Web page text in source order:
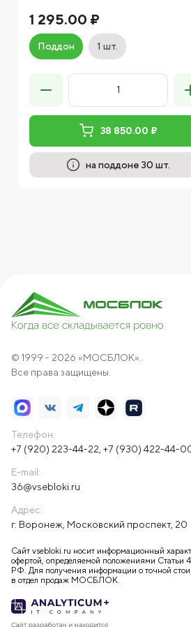
1 295.00 ₽
Поддон 1 шт.
38 850.00 ₽
на поддоне 30 шт.
© 1999 - 2026 «МОСБЛОК».
Все права защищены.
Телефон:
+7 (920) 223-44-22 +7 (930) 422-44-
E-mail:
36@vsebloki.ru
Адрес:
г. Воронеж, Московский проспект, 20
Сайт vsebloki.ru носит информационный
офертой, определяемой положениями Статьи
РФ. Для получения информации о точной
в отдел продаж МОСБЛОК.